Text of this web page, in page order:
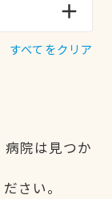
すべてをクリア
院は見つか
さい。